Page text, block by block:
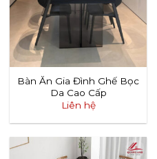
Bàn Ăn Gia Đình Ghế Bọc
Da Cao Cấp
Liên hệ